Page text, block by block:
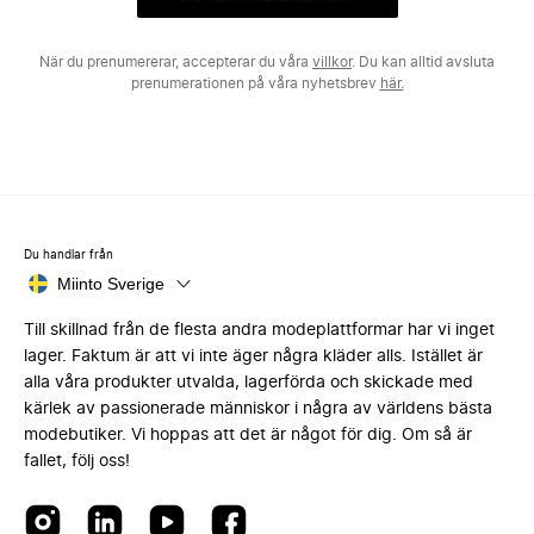
När du prenumererar, accepterar du våra villkor. Du kan alltid avsluta
prenumerationen på våra nyhetsbrev här.
Du handlar från
Miinto Sverige
Till skillnad från de flesta andra modeplattformar har vi inget
lager. Faktum är att vi inte äger några kläder alls. Istället är
alla våra produkter utvalda, lagerförda och skickade med
kärlek av passionerade människor i några av världens bästa
modebutiker. Vi hoppas att det är något för dig. Om så är
fallet, följ oss!